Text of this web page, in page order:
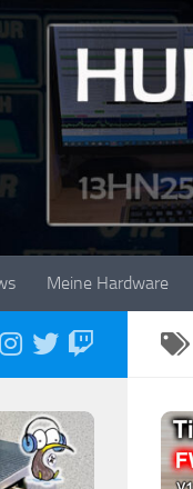
Meine Hardware